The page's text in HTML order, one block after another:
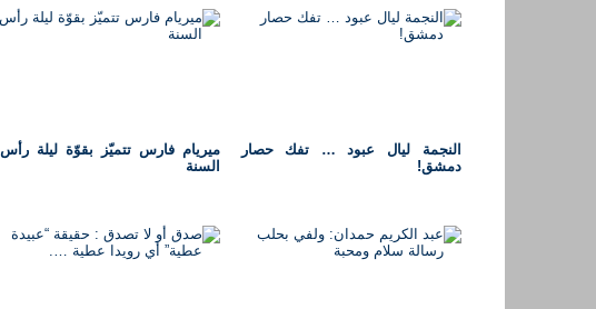
النجمة ليال عبود … تفك حصار
دمشق!
ميريام فارس تتميّز بقوّة ليلة رأس
السنة